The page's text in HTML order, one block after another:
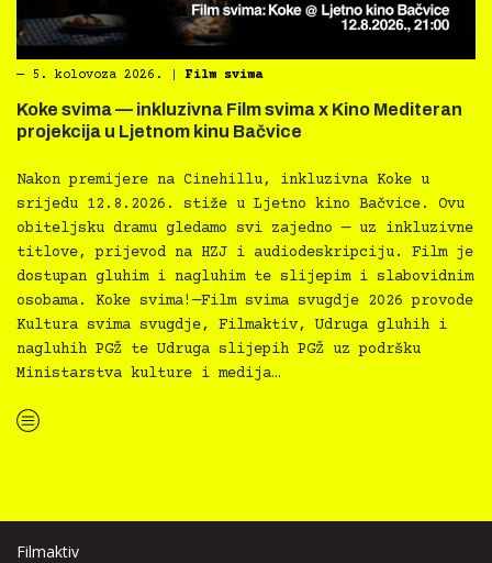
― 5. kolovoza 2026. Film svima
Koke svima — inkluzivna Film svima x Kino Mediteran
projekcija u Ljetnom kinu Bačvice
Nakon premijere na Cinehillu, inkluzivna Koke u
srijedu 12.8.2026. stiže u Ljetno kino Bačvice. Ovu
obiteljsku dramu gledamo svi zajedno — uz inkluzivne
titlove, prijevod na HZJ i audiodeskripciju. Film je
dostupan gluhim i nagluhim te slijepim i slabovidnim
osobama. Koke svima!—Film svima svugdje 2026 provode
Kultura svima svugdje, Filmaktiv, Udruga gluhih i
nagluhih PGŽ te Udruga slijepih PGŽ uz podršku
Ministarstva kulture i medija…
“Koke svima — inkluzivna Film svima x Kino Mediteran projekcija u Ljetnom kinu Bačvice”
Filmaktiv